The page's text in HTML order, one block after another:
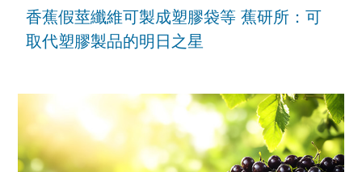
香蕉假莖纖維可製成塑膠袋等 蕉研所：可
取代塑膠製品的明日之星